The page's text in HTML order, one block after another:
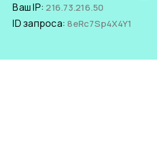
Ваш IP:216.73.216.50
ID запроса:8eRc7Sp4X4Y1